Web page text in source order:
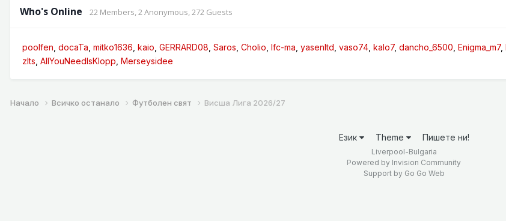
Who's Online 22 Members, 2 Anonymous, 272 Guests
poolfen docaTa mitko1636 kaio GERRARD08 Saros Cholio lfc-ma yasenltd vaso74 kalo7 dancho_6500 Enigma_m7
zlts AllYouNeedIsKlopp Merseysidee
Начало Всичко останало Футболен свят Висша Лига 2026/27
Език Theme Пишете ни!
Liverpool-Bulgaria
Powered by Invision Community
Support by Go Go Web